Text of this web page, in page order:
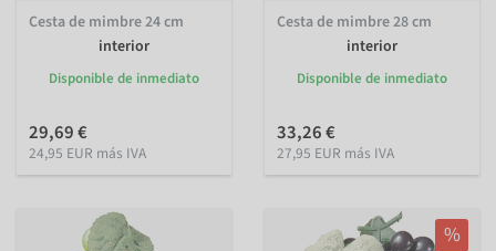
Cesta de mimbre 24 cm
interior
Disponible de inmediato
29,69 €
24,95 EUR más IVA
Cesta de mimbre 28 cm
interior
Disponible de inmediato
33,26 €
27,95 EUR más IVA
%